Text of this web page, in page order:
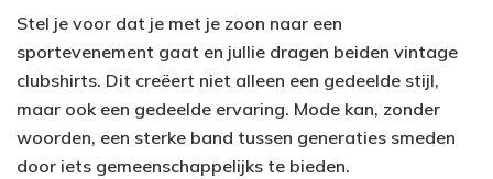
Stel je voor dat je met je zoon naar een
sportevenement gaat en jullie dragen beiden vintage
clubshirts. Dit creëert niet alleen een gedeelde stijl,
maar ook een gedeelde ervaring. Mode kan, zonder
woorden, een sterke band tussen generaties smeden
door iets gemeenschappelijks te bieden.